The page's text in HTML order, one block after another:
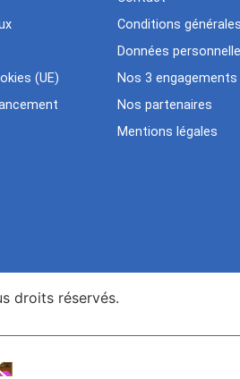
(UE)
Conditions
Données
Nos 3 engagements
Nos partenaires
Mentions légales
droits réservés.